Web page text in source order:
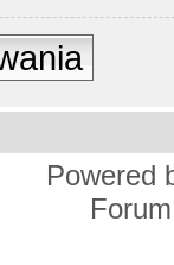
Powered